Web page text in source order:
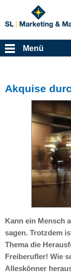
Menü
Akquise
Kann ein Mensch
sagen. Trotzdem
Thema die
Freiberufler! Wie
Alleskönner